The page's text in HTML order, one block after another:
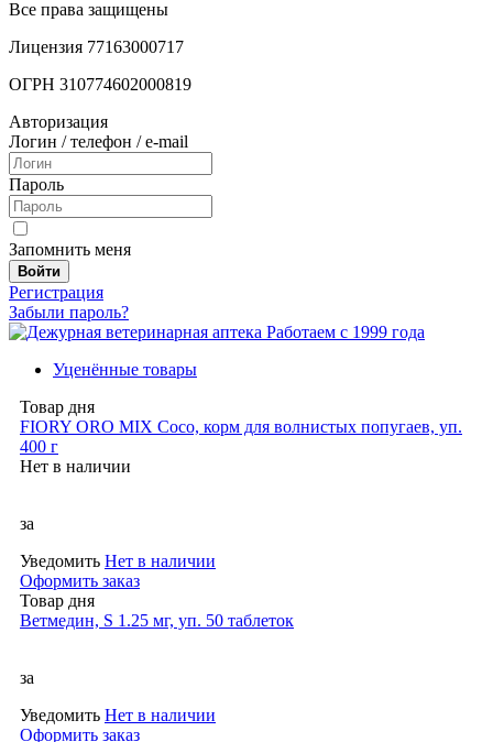
Все права защищены
Лицензия 77163000717
ОГРН 310774602000819
Авторизация
Логин / телефон / e-mail
Пароль
Запомнить меня
Войти
Регистрация
Забыли пароль?
Работаем с 1999 года
Уценённые товары
Товар дня
FIORY ORO MIX Coco, корм для волнистых попугаев, уп.
400 г
Нет в наличии
за
Уведомить Нет в наличии
Оформить заказ
Товар дня
Ветмедин, S 1.25 мг, уп. 50 таблеток
за
Уведомить Нет в наличии
Оформить заказ